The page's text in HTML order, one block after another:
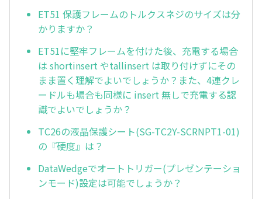
ET51 保護フレームのトルクスネジのサイズは分
かりますか？
ET51に堅牢フレームを付けた後、充電する場合
は shortinsert やtallinsert は取り付けずにその
まま置く理解でよいでしょうか？また、4連クレ
ードルも場合も同様に insert 無しで充電する認
識でよいでしょうか？
TC26の液晶保護シート(SG-TC2Y-SCRNPT1-01)
の『硬度』は？
DataWedgeでオートトリガー(プレゼンテーショ
ンモード)設定は可能でしょうか？